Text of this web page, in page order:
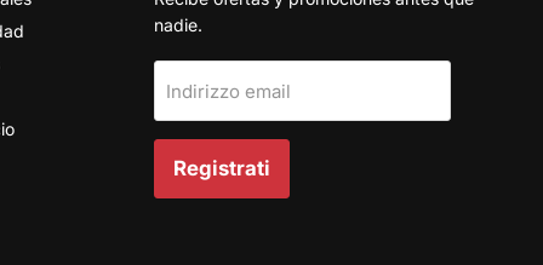
nadie.
Indirizzo email
Registrati